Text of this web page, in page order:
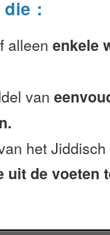
:
alleen enkele
van
het
uit de voeten